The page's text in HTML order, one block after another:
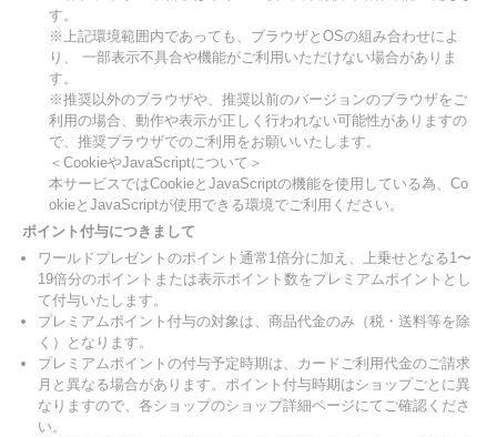
す。
※上記環境範囲内であっても、ブラウザとOSの組み合わせによ
り、 一部表示不具合や機能がご利用いただけない場合がありま
す。
※推奨以外のブラウザや、推奨以前のバージョンのブラウザをご
利用の場合、動作や表示が正しく行われない可能性がありますの
で、推奨ブラウザでのご利用をお願いいたします。
＜CookieやJavaScriptについて＞
本サービスではCookieとJavaScriptの機能を使用している為、Co
okieとJavaScriptが使用できる環境でご利用ください。
ポイント付与につきまして
ワールドプレゼントのポイント通常1倍分に加え、上乗せとなる1〜
19倍分のポイントまたは表示ポイント数をプレミアムポイントとし
て付与いたします。
プレミアムポイント付与の対象は、商品代金のみ（税・送料等を除
く）となります。
プレミアムポイントの付与予定時期は、カードご利用代金のご請求
月と異なる場合があります。ポイント付与時期はショップごとに異
なりますので、各ショップのショップ詳細ページにてご確認くださ
い。